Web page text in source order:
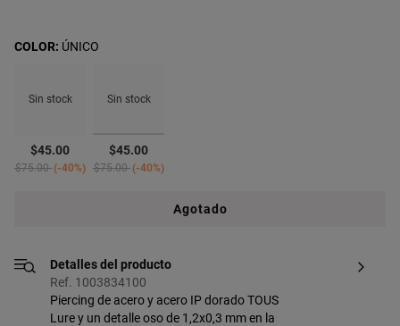
Sin stock
$45.00
Price reduced from
$75.00to-40%
Sin stock
seleccionado
$45.00
Price reduced from
$75.00to-40%
COLOR: ÚNICO
Agotado
Detalles del producto
Ref. 1003834100
Piercing de acero y acero IP dorado TOUS
Lure y un detalle oso de 1,2x0,3 mm en la